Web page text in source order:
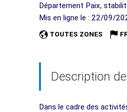
Département Paix,
Mis en ligne le : 22/09/
TOUTES ZONES
Description
Dans le cadre des